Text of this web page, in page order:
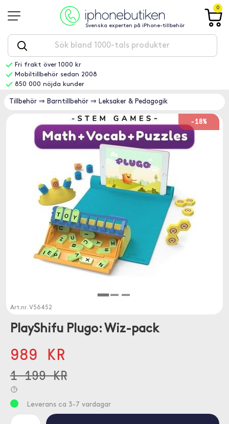
Svenska experten på iPhone-tillbehör
0
Fri frakt över 1000 kr
Mobiltillbehör sedan 2008
850 000 nöjda kunder
Tillbehör ⇒ Barntillbehör ⇒ Leksaker & Pedagogik
-18%
Art.nr. V56452
PlayShifu Plugo: Wiz-pack
989 KR
1 199 KR
Leverans ca 3-7 vardagar